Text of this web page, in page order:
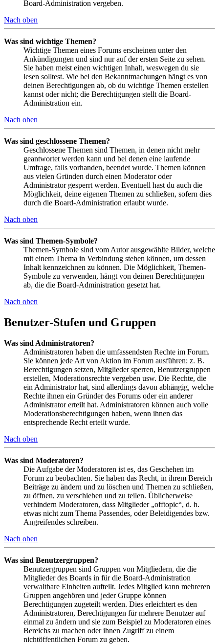
Board-Administration vergeben.
Nach oben
Was sind wichtige Themen?
Wichtige Themen eines Forums erscheinen unter den
Ankündigungen und sind nur auf der ersten Seite zu sehen.
Sie haben meist einen wichtigen Inhalt, weswegen du sie
lesen solltest. Wie bei den Bekanntmachungen hängt es von
deinen Berechtigungen ab, ob du wichtige Themen erstellen
kannst oder nicht; die Berechtigungen stellt die Board-
Administration ein.
Nach oben
Was sind geschlossene Themen?
Geschlossene Themen sind Themen, in denen nicht mehr
geantwortet werden kann und bei denen eine laufende
Umfrage, falls vorhanden, beendet wurde. Themen können
aus vielen Gründen durch einen Moderator oder
Administrator gesperrt werden. Eventuell hast du auch die
Möglichkeit, deine eigenen Themen zu schließen, sofern dies
durch die Board-Administration erlaubt wurde.
Nach oben
Was sind Themen-Symbole?
Themen-Symbole sind vom Autor ausgewählte Bilder, welche
mit einem Thema in Verbindung stehen können, um dessen
Inhalt kennzeichnen zu können. Die Möglichkeit, Themen-
Symbole zu verwenden, hängt von deinen Berechtigungen
ab, die die Board-Administration gesetzt hat.
Nach oben
Benutzer-Stufen und Gruppen
Was sind Administratoren?
Administratoren haben die umfassendsten Rechte im Forum.
Sie können jede Art von Aktion im Forum ausführen; z. B.
Berechtigungen setzen, Mitglieder sperren, Benutzergruppen
erstellen, Moderationsrechte vergeben usw. Die Rechte, die
ein Administrator hat, sind allerdings davon abhängig, welche
Rechte ihnen ein Gründer des Forums oder ein anderer
Administrator erteilt hat. Administratoren können auch volle
Moderationsberechtigungen haben, wenn ihnen das
entsprechende Recht erteilt wurde.
Nach oben
Was sind Moderatoren?
Die Aufgabe der Moderatoren ist es, das Geschehen im
Forum zu beobachten. Sie haben das Recht, in ihrem Bereich
Beiträge zu ändern und zu löschen und Themen zu schließen,
zu öffnen, zu verschieben und zu teilen. Üblicherweise
verhindern Moderatoren, dass Mitglieder „offtopic“, d. h.
etwas nicht zum Thema Passendes, oder Beleidigendes bzw.
Angreifendes schreiben.
Nach oben
Was sind Benutzergruppen?
Benutzergruppen sind Gruppen von Mitgliedern, die die
Mitglieder des Boards in für die Board-Administration
verwaltbare Einheiten aufteilt. Jedes Mitglied kann mehreren
Gruppen angehören und jeder Gruppe können
Berechtigungen zugeteilt werden. Dies erleichtert es den
Administratoren, Berechtigungen für mehrere Benutzer auf
einmal zu ändern und sie zum Beispiel zu Moderatoren eines
Bereichs zu machen oder ihnen Zugriff zu einem
nichtöffentlichen Forum zu geben.